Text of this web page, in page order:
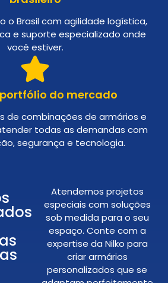
o Brasil com agilidade logística,
e suporte especializado onde
você estiver.
do mercado
de combinações de armários e
todas as demandas com
segurança e tecnologia.
Atendemos projetos
especiais com soluções
sob medida para o seu
espaço. Conte com a
expertise da Nilko para
criar armários
personalizados que se